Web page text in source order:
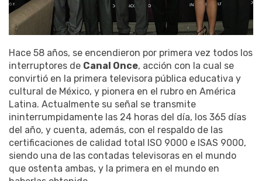
Hace 58 años, se encendieron por primera vez todos los
interruptores de Canal Once, acción con la cual se
convirtió en la primera televisora pública educativa y
cultural de México, y pionera en el rubro en América
Latina. Actualmente su señal se transmite
ininterrumpidamente las 24 horas del día, los 365 días
del año, y cuenta, además, con el respaldo de las
certificaciones de calidad total ISO 9000 e ISAS 9000,
siendo una de las contadas televisoras en el mundo
que ostenta ambas, y la primera en el mundo en